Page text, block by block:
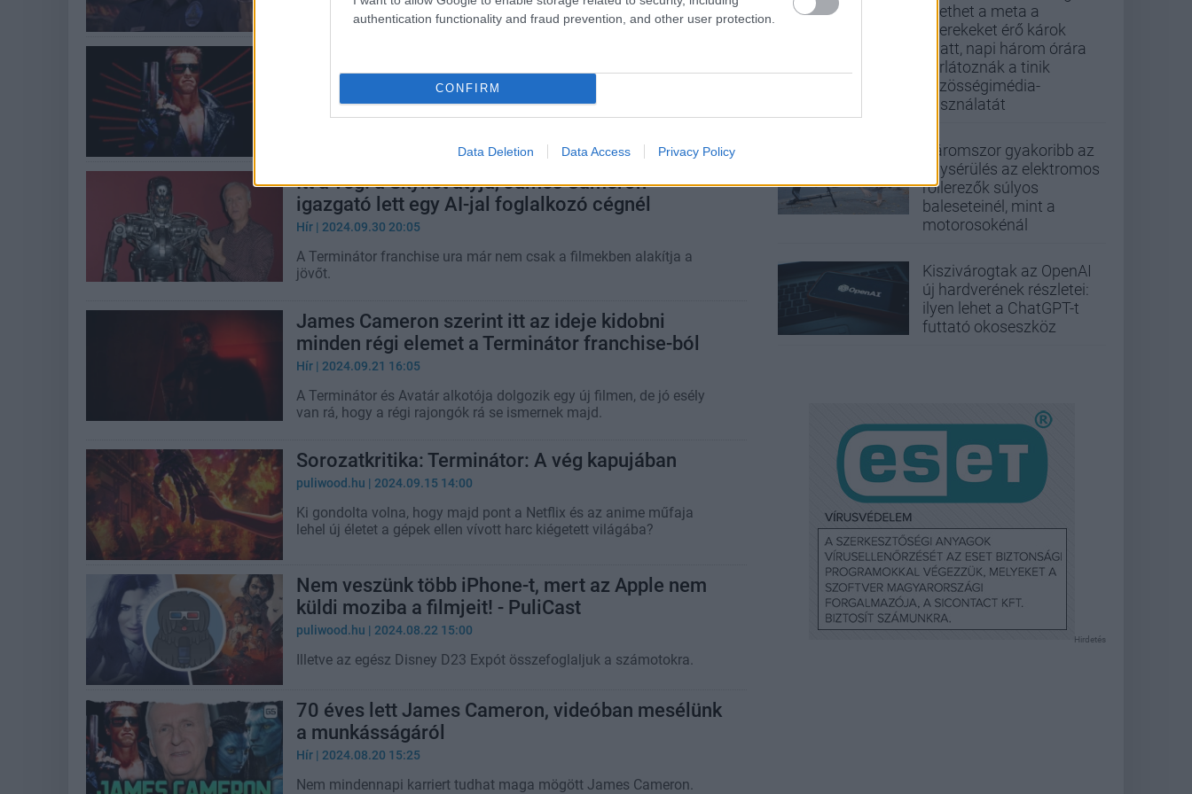
authentication functionality and fraud prevention, and other user protection.
CONFIRM
Data Deletion Data Access Privacy Policy
Traileren mutatta meg harci képességét a Skynet halálosztója.
puliwood.hu | 2024.10.26 14:00
James Camerontól Alan Taylorig, avagy újranéztük nektek az összes
Itt a vég: a Skynet atyja, James Cameron
igazgató lett egy AI-jal foglalkozó cégnél
Hír | 2024.09.30 20:05
A Terminátor franchise ura már nem csak a filmekben alakítja a
jövőt.
James Cameron szerint itt az ideje kidobni
minden régi elemet a Terminátor franchise-ból
Hír | 2024.09.21 16:05
A Terminátor és Avatár alkotója dolgozik egy új filmen, de jó esély
van rá, hogy a régi rajongók rá se ismernek majd.
Sorozatkritika: Terminátor: A vég kapujában
puliwood.hu | 2024.09.15 14:00
Ki gondolta volna, hogy majd pont a Netflix és az anime műfaja
lehel új életet a gépek ellen vívott harc kiégetett világába?
Nem veszünk több iPhone-t, mert az Apple nem
küldi moziba a filmjeit! - PuliCast
puliwood.hu | 2024.08.22 15:00
Illetve az egész Disney D23 Expót összefoglaljuk a számotokra.
70 éves lett James Cameron, videóban mesélünk
a munkásságáról
Hír | 2024.08.20 15:25
Nem mindennapi karriert tudhat maga mögött James Cameron.
fizethet a meta a
gyerekeket érő károk
miatt, napi három órára
korlátoznák a tinik
közösségimédia-
használatát
Háromszor gyakoribb az
agysérülés az elektromos
rollerezők súlyos
baleseteinél, mint a
motorosokénál
Kiszivárogtak az OpenAI
új hardverének részletei:
ilyen lehet a ChatGPT-t
futtató okoseszköz
Hirdetés